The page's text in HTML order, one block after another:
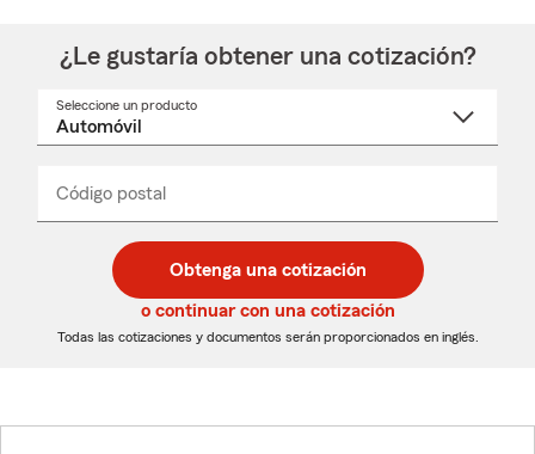
¿Le gustaría obtener una cotización?
Seleccione un producto
desplegable
Código postal
de
5
dígitos
de
5
dígitos
_____
Obtenga una cotización
o continuar con una cotización
Todas las cotizaciones y documentos serán proporcionados en inglés.